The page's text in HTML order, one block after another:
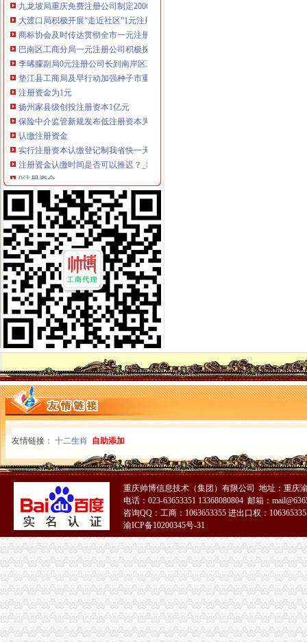
大渡口局积极开展“走近社区”1元注册公司活动
商标协会及时传达贯彻全市一元注册公司流程工商工作会议精神
巴南区工商分局一元注册公司积极探索非煤矿山长效监管机制
李晞朦副局0元注册公司长到南岸区工商分局指导工作
垫江县工商局及早行动加强种子市重庆免费注册公司场监管
注册资金为1元
扬州家县级创投注册资本1亿元
保险中介监管新规发布低注册资本为1亿元_财经_腾讯网
认缴注册资金
实行注册资本认缴登记制我省快一天就能拿到营业执照|注册|股本_
注册资金认缴时间是否可以推迟？_城市论坛
0注册资金
来安：注册资金“零付”助力企业发展-房产频道-和讯网
公司注册资金0到位与全部到位的区别-青青岛社区
0元注册公司流程
宁波公司注册查询名称_费用_流程|2017年宁波市0元工商注册新政策-
苏州0元注册公司哪家便宜,手续简单-商务信息-宿州在线
一元注册公司流程
新密公司注册_【一元会计】_郑州公司注册流程是什么-爱喇叭网
广东改革审批流程“先照后证”一元办公司_网易财经
如何一元钱办公司
一元钱能否办企业-陈甬沪.pdf
青岛市北区公司注册一元钱办公室-青岛君合信代理记账有限公司
一元注册公司
无锡一元注册公司|无锡一元公司|无锡代理记帐-无锡言谨会计事务有限
广州将现“1元公司”注册“零付_广州1元注册公司
1元注册公司
1元钱不能注册哪类公司_上海注册公司代理_注册公司流程及费用_营业
葛长银：1元注册公司会增加税负-税务频道-和讯网
0元注册公司
【全市0元注册公司,全网代理记账较低】-拱墅拱宸桥易登网
重庆慢牛0元注册公司选择代理记账还可提供注册地址-直辖市重庆专
免费注册公司
免费注册公司-义乌58同城
有免费公司注册的网站吗？_百度知道
重庆一元注册公司
日海通讯子公司2244万元受让重庆一通信公司51%股权-股票频道-和讯网
重庆地区新注册一个有限公司_百度知道
重庆0元注册公司
重庆巴南区贸易建材公司注册0元代办
【重庆主城区物流管理公司注册0元代办】价格,厂家,图片,公司注
重庆免费注册公司
重庆劳动公司的注册资本--在线法律咨询|律师365(.com)
【重庆快注册香港公司免费提供咨询】重庆快注册香港公司免费
友情链接： 十二生肖 自助添加
重庆帅博信息技术（集团）有限公司 地址：重庆
电话：023-63653351 13368080804 邮箱：
咨询QQ：工商：1063653355 进出口权：
渝ICP备10200345号-31